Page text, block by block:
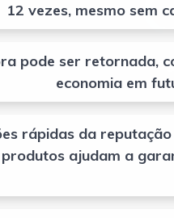
12 vezes, mesmo sem
pode ser retornada,
economia em
rápidas da
produtos ajudam a